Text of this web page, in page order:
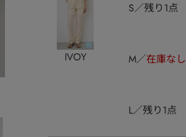
IVOY
S 残り1点
M 在庫なし
L 残り1点